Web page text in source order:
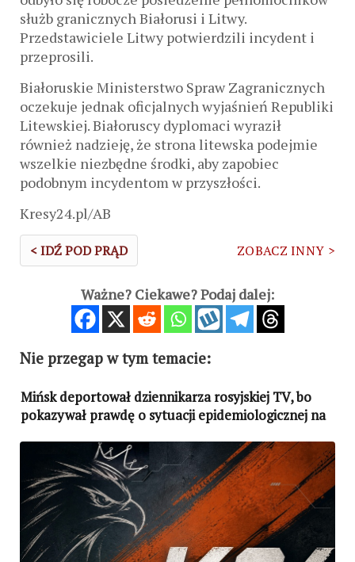
służb granicznych Białorusi i Litwy.
Przedstawiciele Litwy potwierdzili incydent i
przeprosili.
Białoruskie Ministerstwo Spraw Zagranicznych
oczekuje jednak oficjalnych wyjaśnień Republiki
Litewskiej. Białoruscy dyplomaci wyraził
również nadzieję, że strona litewska podejmie
wszelkie niezbędne środki, aby zapobiec
podobnym incydentom w przyszłości.
Kresy24.pl/AB
< IDŹ POD PRĄD ZOBACZ INNY >
Ważne? Ciekawe? Podaj dalej:
Nie przegap w tym temacie:
Mińsk deportował dziennikarza rosyjskiej TV, bo
pokazywał prawdę o sytuacji epidemiologicznej na